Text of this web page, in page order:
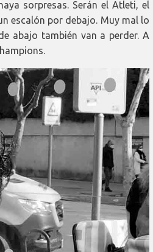
sorpresas. Serán el Atleti, el
escalón por debajo. Muy mal lo
abajo también van a perder. A